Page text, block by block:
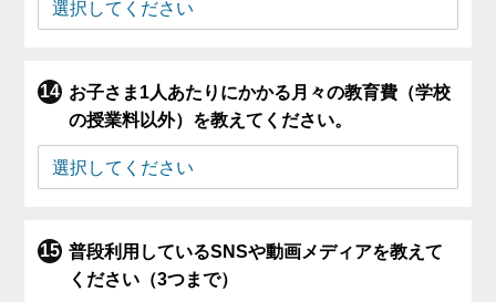
お子さま1人あたりにかかる月々の教育費（学校
の授業料以外）を教えてください。
普段利用しているSNSや動画メディアを教えて
ください（3つまで）